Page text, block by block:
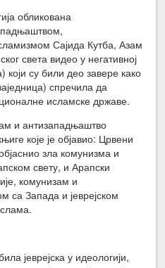
обликована
Сајида Кутба, Азам
света видео у негативној
су били део завере како
спречила да
исламске државе.
и антизападњаштво
које је објавио: Црвени
зла комунизма и
свету, и Арапски
комунизам и
са Запада и јеврејском
јеврејска у идеологији,